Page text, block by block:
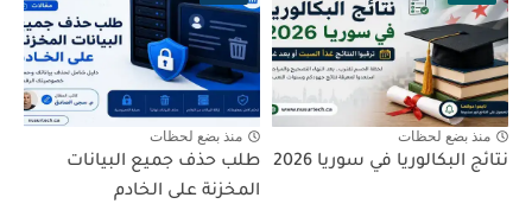
منذ بضع لحظات
نتائج البكالوريا في سوريا 2026
منذ بضع لحظات
طلب حذف جميع البيانات
المخزنة على الخادم